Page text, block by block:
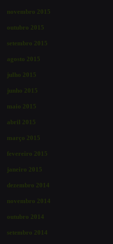
novembro 2015
outubro 2015
setembro 2015
agosto 2015
julho 2015
junho 2015
maio 2015
abril 2015
março 2015
fevereiro 2015
janeiro 2015
dezembro 2014
novembro 2014
outubro 2014
setembro 2014